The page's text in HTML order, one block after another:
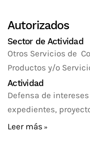
Autorizados
Sector de Actividad
Otros Servicios de
Productos y/o
Actividad
Defensa de
expedientes,
Leer más